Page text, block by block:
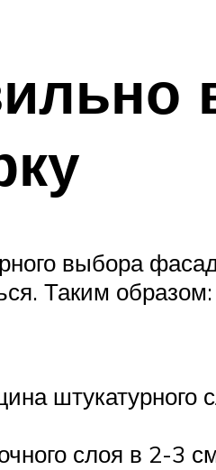
выбора
Таким образом:
слоя в 2-3